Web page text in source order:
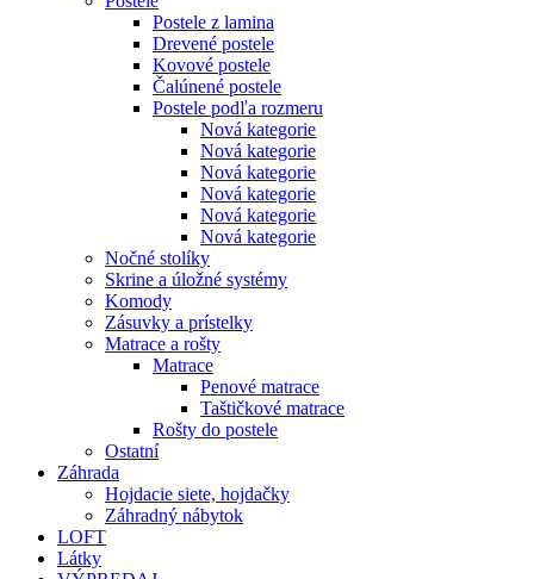
Postele z lamina
Drevené postele
Kovové postele
Čalúnené postele
Postele podľa rozmeru
Nová kategorie
Nová kategorie
Nová kategorie
Nová kategorie
Nová kategorie
Nová kategorie
Nočné stolíky
Skrine a úložné systémy
Komody
Zásuvky a prístelky
Matrace a rošty
Matrace
Penové matrace
Taštičkové matrace
Rošty do postele
Ostatní
Záhrada
Hojdacie siete, hojdačky
Záhradný nábytok
LOFT
Látky